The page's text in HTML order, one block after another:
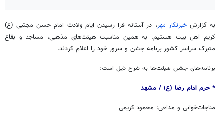
به گزارشخبرنگار مهر، در آستانه فرا رسیدن ایام ولادت امام حسن مجتبی (ع)
کریم اهل بیت هستیم. به همین مناسبت هیئت‌های مذهبی، مساجد و بقاع
متبرک سراسر کشور برنامه جشن و سرور خود را اعلام کردند.
برنامه‌های جشن هیئت‌ها به شرح ذیل است:
* حرم امام رضا (ع) / ‏‬مشهد
مناجات‌خوانی و مداحی: محمود کریمی